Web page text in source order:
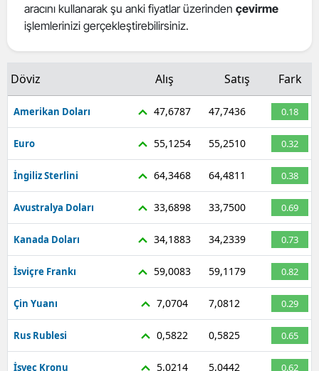
aracını kullanarak şu anki fiyatlar üzerinden çevirme
işlemlerinizi gerçekleştirebilirsiniz.
Döviz Alış Satış Fark
Amerikan Doları 47,6787 47,7436 0.18
Euro 55,1254 55,2510 0.32
İngiliz Sterlini 64,3468 64,4811 0.38
Avustralya Doları 33,6898 33,7500 0.69
Kanada Doları 34,1883 34,2339 0.73
İsviçre Frankı 59,0083 59,1179 0.82
Çin Yuanı 7,0704 7,0812 0.29
Rus Rublesi 0,5822 0,5825 0.65
İsveç Kronu 5,0214 5,0442 0.62